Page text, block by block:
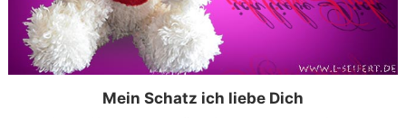
Mein Schatz ich liebe Dich